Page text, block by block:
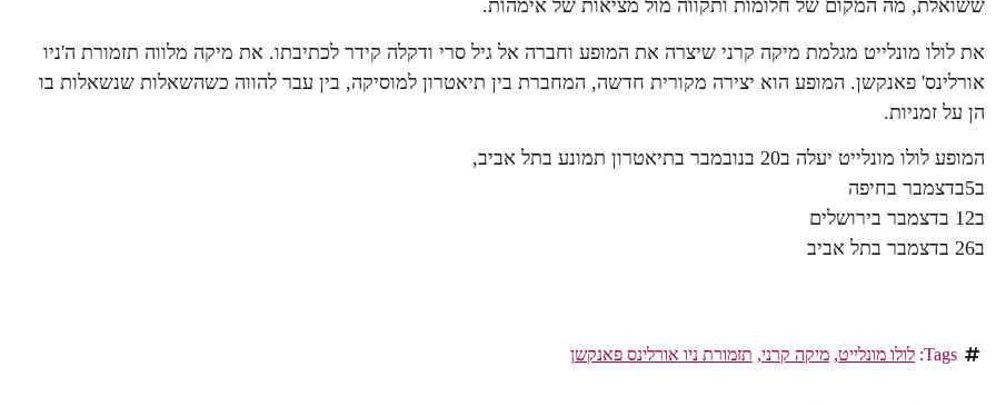
ששואלת, מה המקום של חלומות ותקווה מול מציאות של אימהות.
את לולו מונלייט מגלמת מיקה קרני שיצרה את המופע וחברה אל גיל סרי ודקלה קידר לכתיבתו. את מיקה מלווה תזמורת ה'ניו
אורלינס' פאנקשן. המופע הוא יצירה מקורית חדשה, המחברת בין תיאטרון למוסיקה, בין עבר להווה כשהשאלות שנשאלות בו
הן על זמניות.
המופע לולו מונלייט יעלה ב20 בנובמבר בתיאטרון תמונע בתל אביב,
ב5בדצמבר בחיפה
ב12 בדצמבר בירושלים
ב26 בדצמבר בתל אביב
Tags: לולו מונלייט, מיקה קרני, תזמורת ניו אורלינס פאנקשן